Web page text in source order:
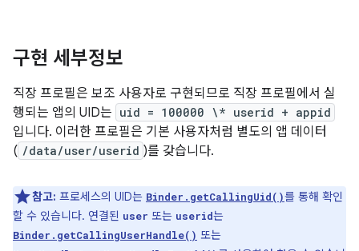
구현 세부정보
직장 프로필은 보조 사용자로 구현되므로 직장 프로필에서 실
행되는 앱의 UID는 uid = 100000 \* userid + appid
입니다. 이러한 프로필은 기본 사용자처럼 별도의 앱 데이터
( /data/user/userid )를 갖습니다.
참고: 프로세스의 UID는 Binder.getCallingUid()를 통해 확인
할 수 있습니다. 연결된 user 또는 userid는
Binder.getCallingUserHandle() 또는